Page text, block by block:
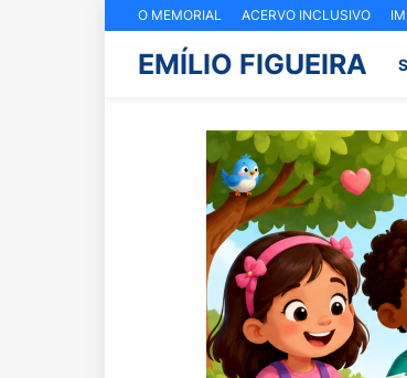
O MEMORIAL ACERVO INCLUSIVO
EMÍLIO FIGUEIRA